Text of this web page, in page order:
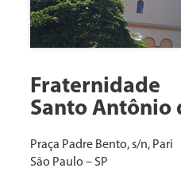
Fraternidade
Santo Antônio
Praça Padre Bento, s/n, Pari
São Paulo – SP